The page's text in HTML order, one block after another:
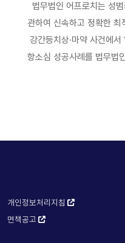
법무법인 어프로치는 성
관하여 신속하고 정확한
강간등치상·마약 사건에
항소심 성공사례를 법무법
개인정보처리지침
면책공고